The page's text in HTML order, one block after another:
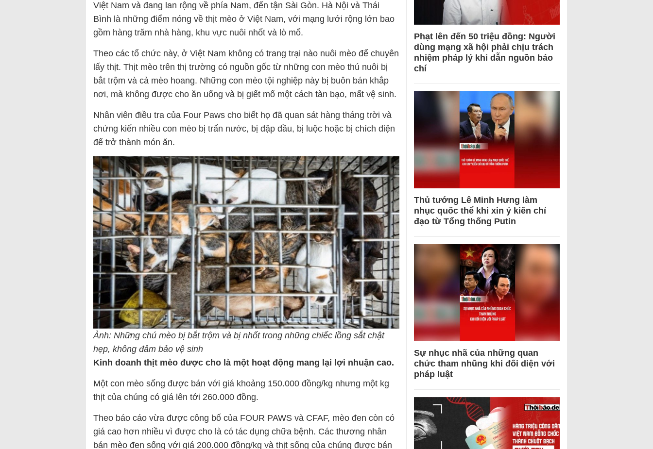
Việt Nam và đang lan rộng về phía Nam, đến tận Sài Gòn. Hà Nội và Thái
Bình là những điểm nóng về thịt mèo ở Việt Nam, với mạng lưới rộng lớn bao
gồm hàng trăm nhà hàng, khu vực nuôi nhốt và lò mổ.
Theo các tổ chức này, ở Việt Nam không có trang trại nào nuôi mèo để chuyên
lấy thịt. Thịt mèo trên thị trường có nguồn gốc từ những con mèo thú nuôi bị
bắt trộm và cả mèo hoang. Những con mèo tội nghiệp này bị buôn bán khắp
nơi, mà không được cho ăn uống và bị giết mổ một cách tàn bạo, mất vệ sinh.
Nhân viên điều tra của Four Paws cho biết họ đã quan sát hàng tháng trời và
chứng kiến nhiều con mèo bị trấn nước, bị đập đầu, bị luộc hoặc bị chích điện
để trở thành món ăn.
Ảnh: Những chú mèo bị bắt trộm và bị nhốt trong những chiếc lồng sắt chật
hẹp, không đảm bảo vệ sinh
Kinh doanh thịt mèo được cho là một hoạt động mang lại lợi nhuận cao.
Một con mèo sống được bán với giá khoảng 150.000 đồng/kg nhưng một kg
thịt của chúng có giá lên tới 260.000 đồng.
Theo báo cáo vừa được công bố của FOUR PAWS và CFAF, mèo đen còn có
giá cao hơn nhiều vì được cho là có tác dụng chữa bệnh. Các thương nhân
bán mèo đen sống với giá 200.000 đồng/kg và thịt sống của chúng được bán
Phạt lên đến 50 triệu đồng: Người
dùng mạng xã hội phải chịu trách
nhiệm pháp lý khi dẫn nguồn báo
chí
Thủ tướng Lê Minh Hưng làm
nhục quốc thể khi xin ý kiến chỉ
đạo từ Tổng thống Putin
Sự nhục nhã của những quan
chức tham nhũng khi đối diện với
pháp luật